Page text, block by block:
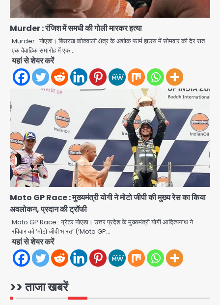
Murder : रंजिश में समधी की गोली मारकर हत्या
Murder : नोएडा। बिसरख कोतवाली क्षेत्र के अशोक फार्म हाउस में सोमवार की देर रात
एक वैवाहिक समारोह में एक…
यहां से शेयर करें
Moto GP Race : मुख्यमंत्री योगी ने मोटो जीपी की मुख्य रेस का किया
अवलोकन, प्रदान की ट्रॉफी
Moto GP Race : ग्रेटर नोएडा। उत्तर प्रदेश के मुख्यमंत्री योगी आदित्यनाथ ने
रविवार को ‘मोटो जीपी भारत’ (‘Moto GP…
यहां से शेयर करें
>> ताजा खबरें
2
Rahul Gandhi’s Prayagraj
speech: युवाओं को ‘दर्द, डेटा, दौलत’ का
संदेश, बीजेपी का वार
Avinash Kumar
पुलिस
Team JHJ
4
सुदर्शन शक्ति-वी अभ्यास में मॉक आॅपरेशन
Team JHJ
5
एयरपोर्ट का फर्जी कर्मचारी बनकर 3 लाख
उड़ाए, अब पहुंचा सलाखों के पीछे
Team JHJ
1
Noida Sector-49: सेक्टर-49 में 18
साल की मेड ने की खुदकुशी, शरीर पर नहीं मिली
कोई बाहरी
2
Rahul Gandhi’s Prayagraj